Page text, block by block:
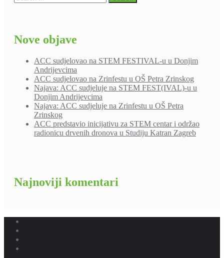
Nove objave
ACC sudjelovao na STEM FESTIVAL-u u Donjim
Andrijevcima
ACC sudjelovao na Zrinfestu u OŠ Petra Zrinskog
Najava: ACC sudjeluje na STEM FEST(IVAL)-u u
Donjim Andrijevcima
Najava: ACC sudjeluje na Zrinfestu u OŠ Petra
Zrinskog
ACC predstavio inicijativu za STEM centar i održao
radionicu drvenih dronova u Studiju Katran Zagreb
Najnoviji komentari